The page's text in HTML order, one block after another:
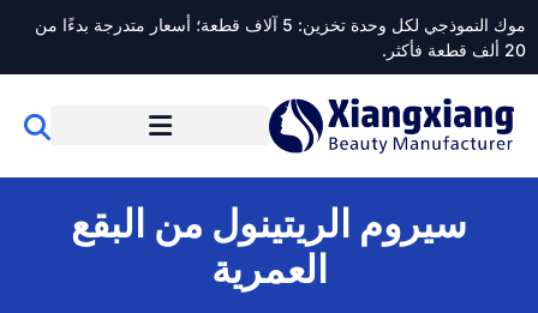
موك النموذجي لكل وحدة تخزين: 5 آلاف قطعة؛ أسعار متدرجة بدءًا من
20 ألف قطعة فأكثر.
سيروم الريتينول من البقع
العمرية